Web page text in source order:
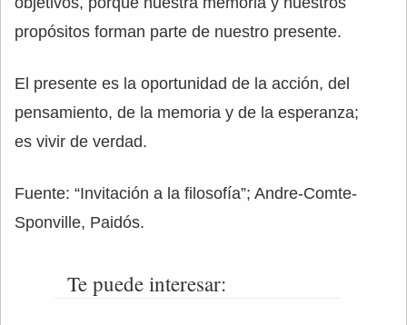
propósitos forman parte de nuestro presente.
El presente es la oportunidad de la acción, del
pensamiento, de la memoria y de la esperanza;
es vivir de verdad.
Fuente: “Invitación a la filosofía”; Andre-Comte-
Sponville, Paidós.
Te puede interesar: